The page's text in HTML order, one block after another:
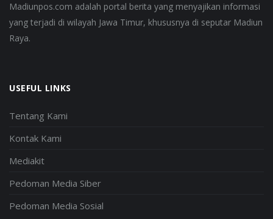
Madiunpos.com adalah portal berita yang menyajikan informasi
yang terjadi di wilayah Jawa Timur, khususnya di seputar Madiun
Raya.
USEFUL LINKS
Tentang Kami
Kontak Kami
Mediakit
Pedoman Media Siber
Pedoman Media Sosial